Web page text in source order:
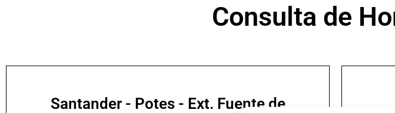
Consulta de
Santander - Potes - Ext. Fuente de